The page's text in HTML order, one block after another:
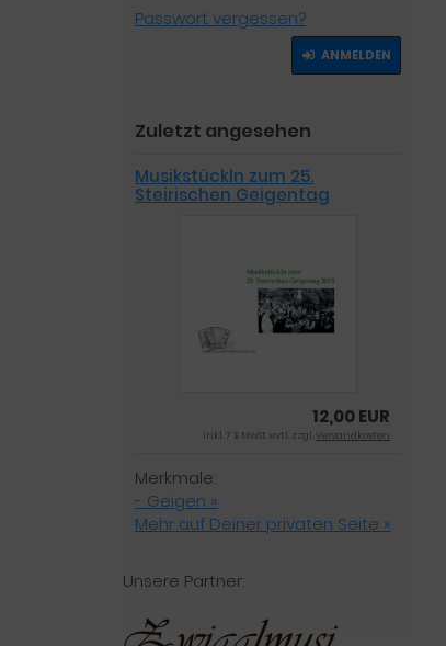
Passwort vergessen?
ANMELDEN
Zuletzt angesehen
Musikstückln zum 25.
Steirischen Geigentag
12,00 EUR
inkl. 7 % MwSt. evtl. zzgl.Versandkosten
Merkmale:
- Geigen »
Mehr auf Deiner privaten Seite »
Unsere Partner: